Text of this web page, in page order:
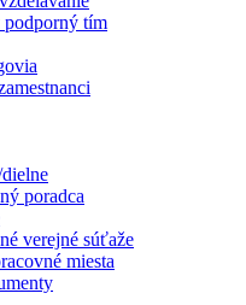
podporný tím
poradca
verejné súťaže
miesta